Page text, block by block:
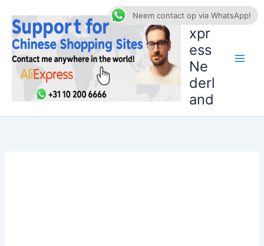
naar
inhoud
AliE
xpr
ess
Ne
derl
and
Neem contact op via WhatsApp!